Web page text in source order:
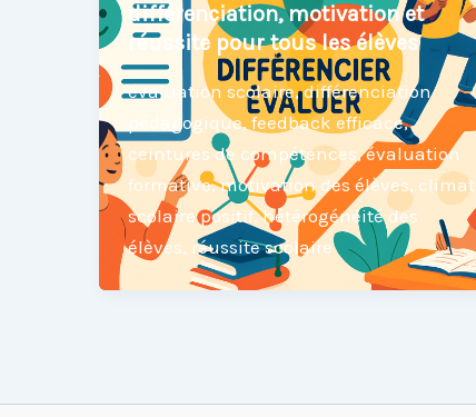
différenciation, motivation et
réussite pour tous les élèves
évaluation scolaire, différenciation
pédagogique, feedback efficace,
ceintures de compétences, évaluation
formative, motivation des élèves, climat
scolaire positif, hétérogénéité des
élèves, réussite scolaire